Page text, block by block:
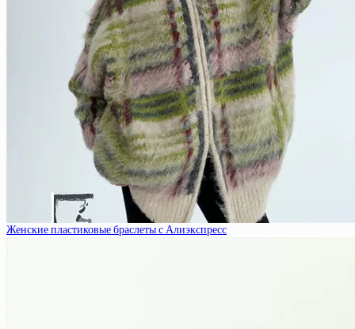
Женские пластиковые браслеты с Алиэкспресс